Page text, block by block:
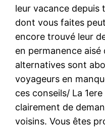
leur vacance depuis
dont vous faites
encore trouvé leur
en permanence
alternatives sont
voyageurs en
ces conseils/ La
clairement de
voisins. Vous êtes